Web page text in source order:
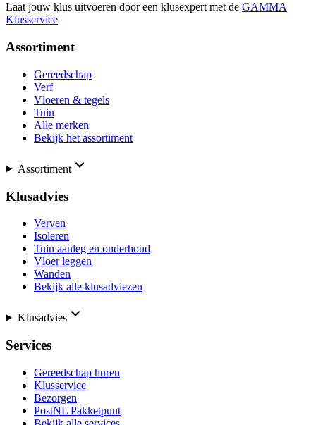
Laat jouw klus uitvoeren door een klusexpert met de GAMMA
Klusservice
Assortiment
Gereedschap
Verf
Vloeren & tegels
Tuin
Alle merken
Bekijk het assortiment
Assortiment
Klusadvies
Verven
Isoleren
Tuin aanleg en onderhoud
Vloer leggen
Wanden
Bekijk alle klusadviezen
Klusadvies
Services
Gereedschap huren
Klusservice
Bezorgen
PostNL Pakketpunt